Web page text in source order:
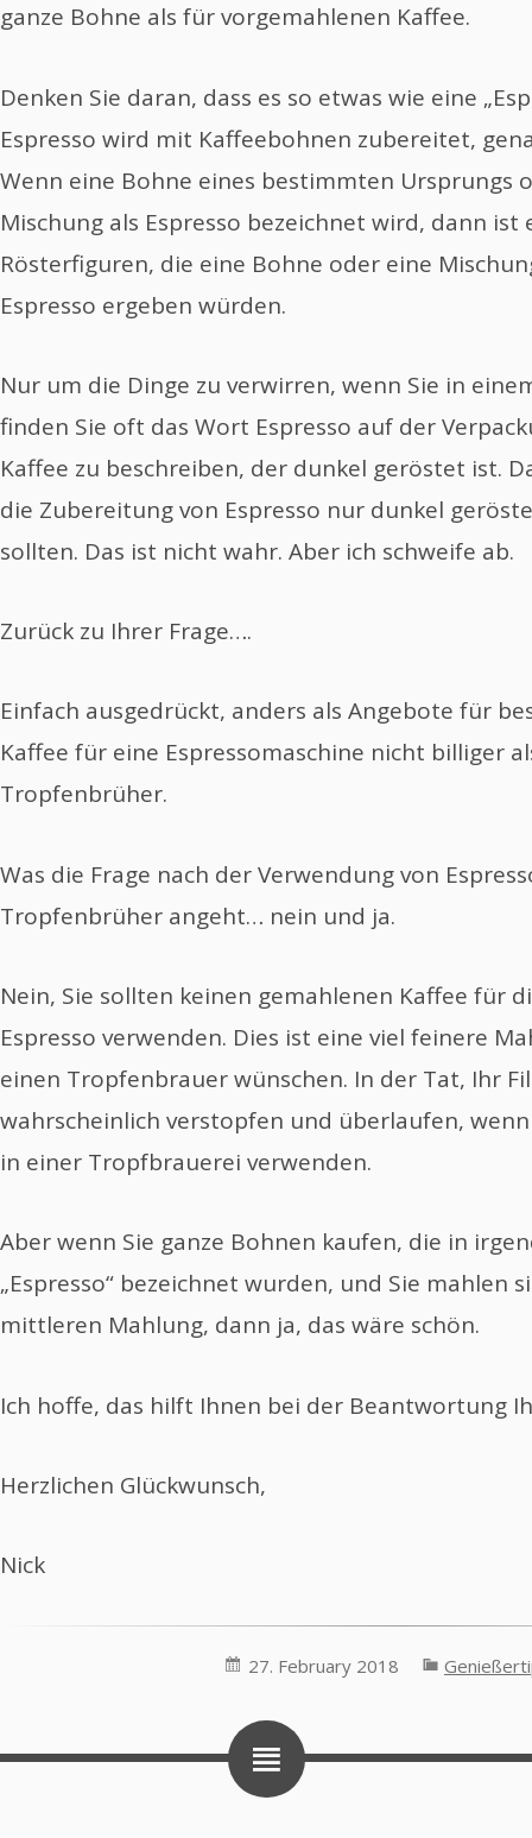
ganze Bohne als für vorgemahlenen Kaffee.
Denken Sie daran, dass es so etwas wie eine
Espresso wird mit Kaffeebohnen zubereitet,
Wenn eine Bohne eines bestimmten Ursprungs
Mischung als Espresso bezeichnet wird, dann ist
Rösterfiguren, die eine Bohne oder eine
Espresso ergeben würden.
Nur um die Dinge zu verwirren, wenn Sie in
finden Sie oft das Wort Espresso auf der
Kaffee zu beschreiben, der dunkel geröstet ist.
die Zubereitung von Espresso nur dunkel
sollten. Das ist nicht wahr. Aber ich schweife ab.
Zurück zu Ihrer Frage….
Einfach ausgedrückt, anders als Angebote für
Kaffee für eine Espressomaschine nicht billiger
Tropfenbrüher.
Was die Frage nach der Verwendung von
Tropfenbrüher angeht… nein und ja.
Nein, Sie sollten keinen gemahlenen Kaffee für
Espresso verwenden. Dies ist eine viel feinere
einen Tropfenbrauer wünschen. In der Tat, Ihr
wahrscheinlich verstopfen und überlaufen,
in einer Tropfbrauerei verwenden.
Aber wenn Sie ganze Bohnen kaufen, die in
„Espresso“ bezeichnet wurden, und Sie mahlen
mittleren Mahlung, dann ja, das wäre schön.
Ich hoffe, das hilft Ihnen bei der Beantwortung
Herzlichen Glückwunsch,
Nick
27. February 2018